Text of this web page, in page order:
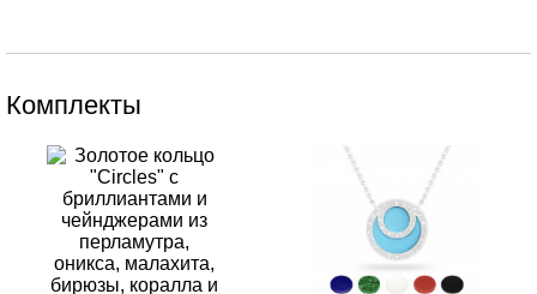
Комплекты